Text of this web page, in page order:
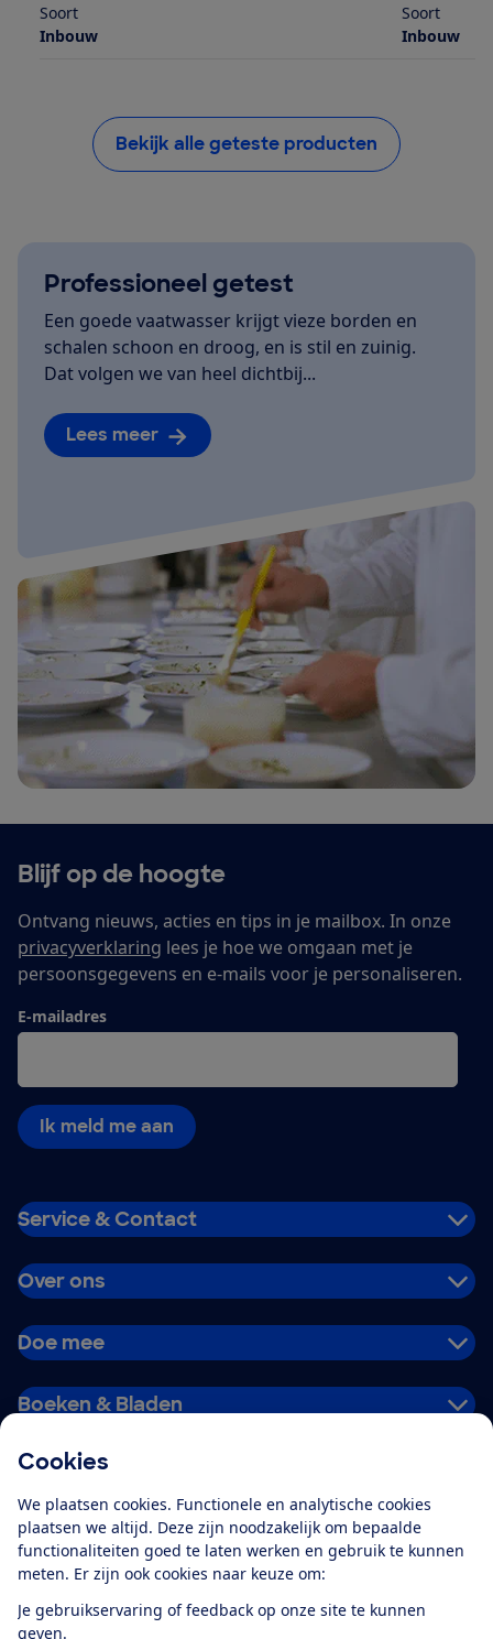
Cookies
We plaatsen cookies. Functionele en analytische cookies
plaatsen we altijd. Deze zijn noodzakelijk om bepaalde
functionaliteiten goed te laten werken en gebruik te kunnen
meten. Er zijn ook cookies naar keuze om:
Je gebruikservaring of feedback op onze site te kunnen
geven.
Soort
Inbouw
Soort
Inbouw
Bekijk alle geteste producten
Professioneel getest
Een goede vaatwasser krijgt vieze borden en
schalen schoon en droog, en is stil en zuinig.
Dat volgen we van heel dichtbij...
Lees meer
Blijf op de hoogte
Ontvang nieuws, acties en tips in je mailbox. In onze
privacyverklaring lees je hoe we omgaan met je
persoonsgegevens en e-mails voor je personaliseren.
E-mailadres
Ik meld me aan
Service & Contact
Over ons
Doe mee
Boeken & Bladen
Alles over de
app